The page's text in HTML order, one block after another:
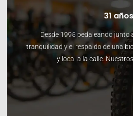
31
Desde 1995 pedaleando junto
tranquilidad y el respaldo de una
y local a la calle.